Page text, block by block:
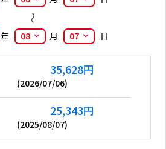
年 08 月 07 日
35,628円
(2026/07/06)
25,343円
(2025/08/07)